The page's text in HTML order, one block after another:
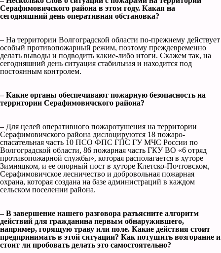
Серафимовичского района в этом году. Какая на
сегодняшний день оперативная обстановка?
– На территории Волгоградской области по-прежнему действует
особый противопожарный режим, поэтому преждевременно
делать выводы и подводить какие-либо итоги. Скажем так, на
сегодняшний день ситуация стабильная и находится под
постоянным контролем.
– Какие органы обеспечивают пожарную безопасность на
территории Серафимовичского района?
– Для целей оперативного пожаротушения на территории
Серафимовичского района дислоцируются 18 пожаро-
спасательная часть 10 ПСО ФПС ГПС ГУ МЧС России по
Волгоградской области, 86 пожарная часть ГКУ ВО «6 отряд
противопожарной службы», которая располагается в хуторе
Зимняцком, и ее опорный пост в хуторе Клетско-Почтовском,
Серафимовичское лесничество и добровольная пожарная
охрана, которая создана на базе администраций в каждом
сельском поселении района.
– В завершение нашего разговора разъясните алгоритм
действий для гражданина первым обнаружившего,
например, горящую траву или поле. Какие действия стоит
предпринимать в этой ситуации? Как потушить возгорание и
стоит ли пробовать делать это самостоятельно?